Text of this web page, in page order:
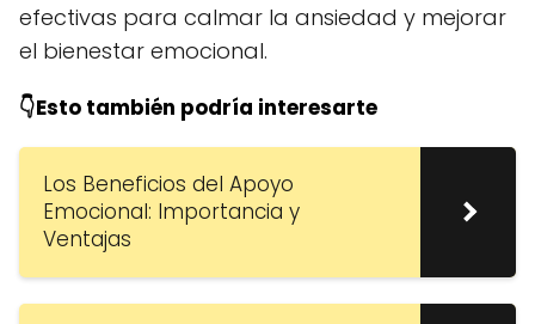
efectivas para calmar la ansiedad y mejorar
el bienestar emocional.
👇Esto también podría interesarte
Los Beneficios del Apoyo
Emocional: Importancia y
Ventajas